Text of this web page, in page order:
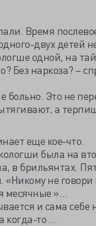
Время
двух детей
одной, на
Без наркоза? –
больно. Это не
а
еще кое-что.
была на
в брильянтах.
не говори
месячные »…
и сама себе
то …